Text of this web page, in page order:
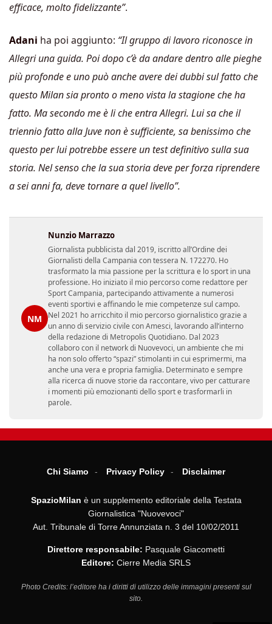
efficace, molto fidelizzante”.
Adani ha poi aggiunto: “Il gruppo di lavoro riconosce in
Allegri una guida. Poi dopo c’è da andare dentro alle pieghe
più profonde e uno può anche avere dei dubbi sul fatto che
questo Milan sia pronto o meno vista la stagione che ha
fatto. Ma secondo me è li che entra Allegri. Lui sa che il
triennio fatto alla Juve non è sufficiente, sa benissimo che
questo per lui potrebbe essere un test definitivo sulla sua
storia. Nel senso che la sua storia deve per forza riprendere
a sei anni fa, deve tornare a quel livello”.
NM
Nunzio Marrazzo
Giornalista pubblicista dal 2019, iscritto all’Ordine dei
Giornalisti della Campania con tessera N. 172270. Ho
trasformato la mia passione per la scrittura e lo sport in una
professione. Ho iniziato il mio percorso come redattore per
Sport Campania, partecipando attivamente a numerosi
eventi sportivi e affinando le mie competenze sul campo.
Nel 2021 ho arricchito il mio percorso giornalistico grazie a
un anno di servizio civile con Amesci, lavorando all’interno
della redazione di Metropolis Quotidiano. Dal 2023
collaboro con il network di Nuovevoci, un ambiente che mi
ha non solo offerto “spazi” stimolanti in cui esprimermi, ma
anche una vera e propria famiglia. Determinato e sempre
alla ricerca di nuove storie da raccontare, vivo per catturare
i momenti più emozionanti dello sport e trasformarli in
parole.
Chi Siamo Privacy Policy Disclaimer
SpazioMilan è un supplemento editoriale della Testata
Giornalistica "Nuovevoci"
Aut. Tribunale di Torre Annunziata n. 3 del 10/02/2011
Direttore responsabile: Pasquale Giacometti
Editore: Cierre Media SRLS
Photo Credits: l’editore ha i diritti di utilizzo delle immagini presenti sul
sito.